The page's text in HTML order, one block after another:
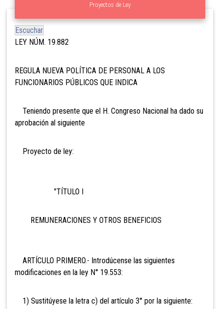
Proyectos de Ley
Escuchar
LEY NÚM. 19.882
REGULA NUEVA POLÍTICA DE PERSONAL A LOS
FUNCIONARIOS PÚBLICOS QUE INDICA
Teniendo presente que el H. Congreso Nacional ha dado su
aprobación al siguiente
Proyecto de ley:
"TÍTULO I
REMUNERACIONES Y OTROS BENEFICIOS
ARTÍCULO PRIMERO.- Introdúcense las siguientes
modificaciones en la ley N° 19.553:
1) Sustitúyese la letra c) del artículo 3° por la siguiente: